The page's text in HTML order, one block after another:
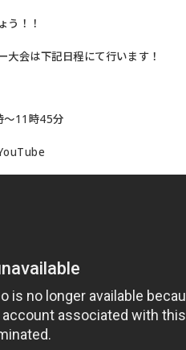
う！！
大会は下記日程にて行います！
～11時45分